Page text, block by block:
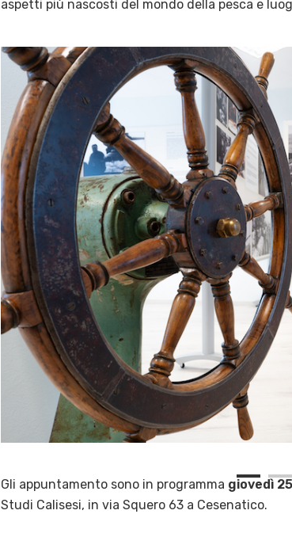
aspetti più nascosti del mondo della pesca e
Gli appuntamento sono in programma giovedì
Studi Calisesi, in via Squero 63 a Cesenatico.